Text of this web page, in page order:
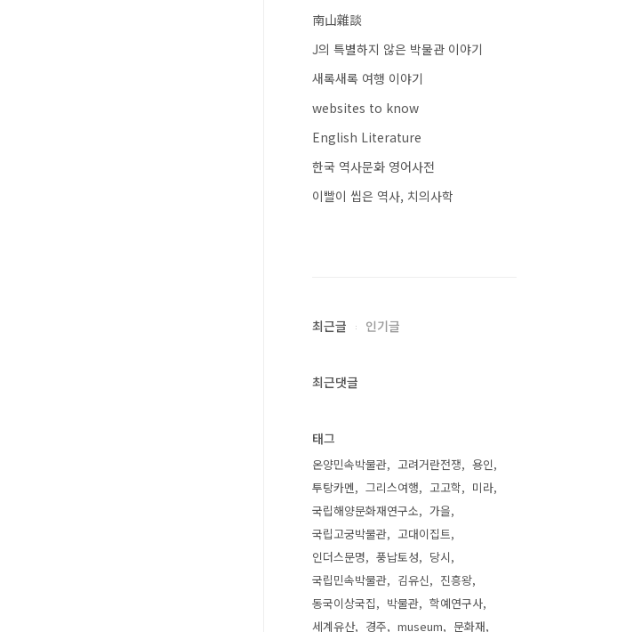
南山雜談
J의 특별하지 않은 박물관 이야기
새록새록 여행 이야기
websites to know
English Literature
한국 역사문화 영어사전
이빨이 씹은 역사, 치의사학
최근글 인기글
최근댓글
태그
온양민속박물관 고려거란전쟁
용인
투탕카멘
그리스여행 고고학
미라
국립해양문화재연구소
가을
국립고궁박물관
고대이집트
인더스문명
풍납토성
당시
국립민속박물관
김유신
진흥왕
동국이상국집
박물관
학예연구사
세계유산
경주 museum 문화재